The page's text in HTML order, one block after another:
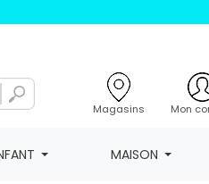
Magasins Mon
MAISON